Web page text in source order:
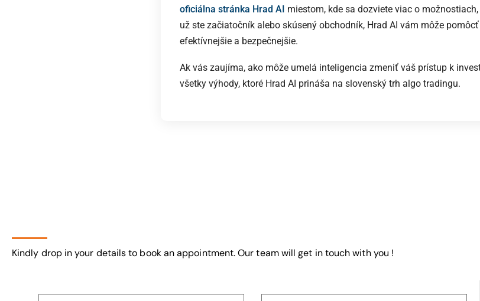
oficiálna stránka Hrad AI miestom, kde sa dozviete viac o
už ste začiatočník alebo skúsený obchodník, Hrad AI vám môže
efektívnejšie a bezpečnejšie.
Ak vás zaujíma, ako môže umelá inteligencia zmeniť váš prístup k
všetky výhody, ktoré Hrad AI prináša na slovenský trh algo tradingu.
Kindly drop in your details to book an appointment. Our team will get in touch with you !